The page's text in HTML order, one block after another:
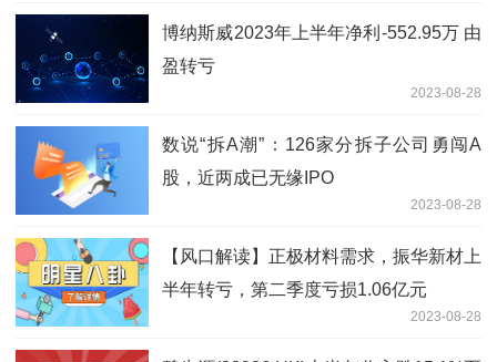
博纳斯威2023年上半年净利-552.95万 由
盈转亏
2023-08-28
数说“拆A潮”：126家分拆子公司勇闯A
股，近两成已无缘IPO
2023-08-28
【风口解读】正极材料需求，振华新材上
半年转亏，第二季度亏损1.06亿元
2023-08-28